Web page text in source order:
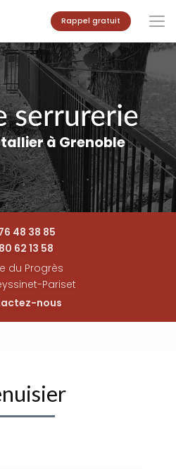
Rappel gratuit
à Grenoble
48 38 85
62 13 58
du Progrès
Pariset
nous